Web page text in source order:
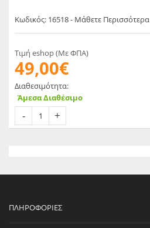
Κωδικός: 16518 - Μάθετε Περισσότερα
Τιμή eshop (Με ΦΠΑ)
49,00€
Διαθεσιμότητα:
Άμεσα Διαθέσιμο
ΠΛΗΡΟΦΟΡΊΕΣ